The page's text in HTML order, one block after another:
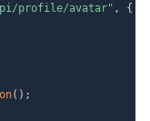
profile/avatar" ,
{
( ) ;